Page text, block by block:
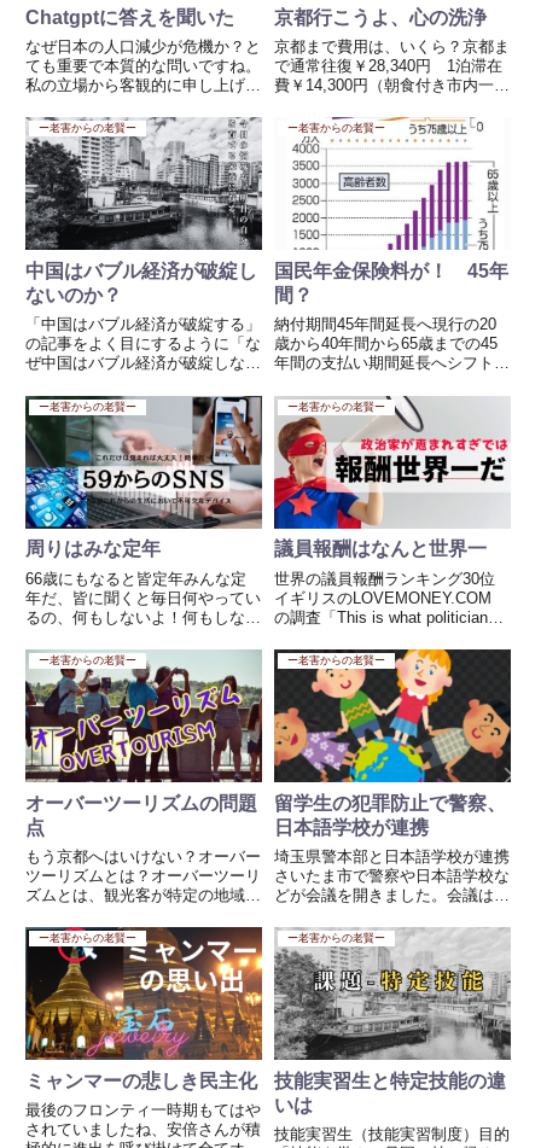
Chatgptに答えを聞いた
なぜ日本の人口減少が危機か？と
ても重要で本質的な問いですね。
私の立場から客観的に申し上げる
題であり、放置すれば社会経済の
根幹に影響を及ぼす可能性が高
い」と考えます。ただし、単に
「人口が減ること」自体が絶対的
に悪...
京都行こうよ、心の洗浄
京都まで費用は、いくら？京都ま
で通常往復￥28,340円 1泊滞在
費￥14,300円（朝食付き市内一般
ね。特に留学生の場合、来日した
ご両親や友人と行くとき皆この価
格で行っていたんです。お部屋を
案内していた...
ー老害からの老賢ー
中国はバブル経済が破綻し
ないのか？
「中国はバブル経済が破綻する」
の記事をよく目にするように「な
ぜ中国はバブル経済が破綻しない
表面的な経済データだけでなく、
中国の政治体制、統制経済、そし
て国際戦略を含めた多角的な視点
から見る必要があります。✅ 1...
ー老害からの老賢ー
国民年金保険料が！ 45年
間？
納付期間45年間延長へ現行の20
歳から40年間から65歳までの45
年間の支払い期間延長へシフトす
ますね、ただこれから30代40代
になる方たちには負担になるよう
ですね、特にサービス業や自営業
の方です。人口推移でみ...
ー老害からの老賢ー
周りはみな定年
66歳にもなると皆定年みんな定
年だ、皆に聞くと毎日何やってい
るの、何もしないよ！何もしない
事、何もしないなんで考えられな
い死を待つだけみたいで無理だ
な！本音を聞くと、仕事はしたい
けど今まである程度地位にいたか
ら...
ー老害からの老賢ー
議員報酬はなんと世界一
世界の議員報酬ランキング30位
イギリスのLOVEMONEY.COM
の調査「This is what politicians
照しています。調査時期（2019
年）は1ドル＝110円であ...
ー老害からの老賢ー
オーバーツーリズムの問題
点
もう京都へはいけない？オーバー
ツーリズムとは？オーバーツーリ
ズムとは、観光客が特定の地域に
の生活や観光客自身の体験に悪影
響を及ぼす現象を指します。この
問題は、2010年代後半から特に
顕著になり、スペインのバルセ...
ー老害からの老賢ー
留学生の犯罪防止で警察、
日本語学校が連携
埼玉県警本部と日本語学校が連携
さいたま市で警察や日本語学校な
どが会議を開きました。会議は、
を受け入れている県内の日本語学
校３０校のほか、出入国在留管理
庁などの担当者が出席しました。
警察によりますと在留外国人の
な...
ー老害からの老賢ー
ミャンマーの悲しき民主化
最後のフロンティ一時期もてはや
されていましたね、安倍さんが積
ー老害からの老賢ー
技能実習生と特定技能の違
いは
技能実習生（技能実習制度）目的